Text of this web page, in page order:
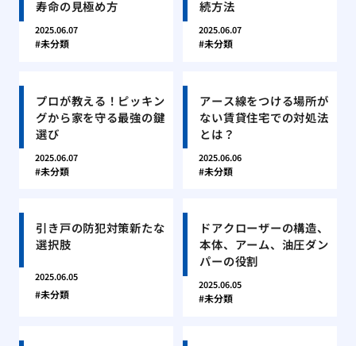
寿命の見極め方
2025.06.07
未分類
続方法
2025.06.07
未分類
プロが教える！ピッキン
グから家を守る最強の鍵
選び
2025.06.07
未分類
アース線をつける場所が
ない賃貸住宅での対処法
とは？
2025.06.06
未分類
引き戸の防犯対策新たな
選択肢
2025.06.05
未分類
ドアクローザーの構造、
本体、アーム、油圧ダン
パーの役割
2025.06.05
未分類